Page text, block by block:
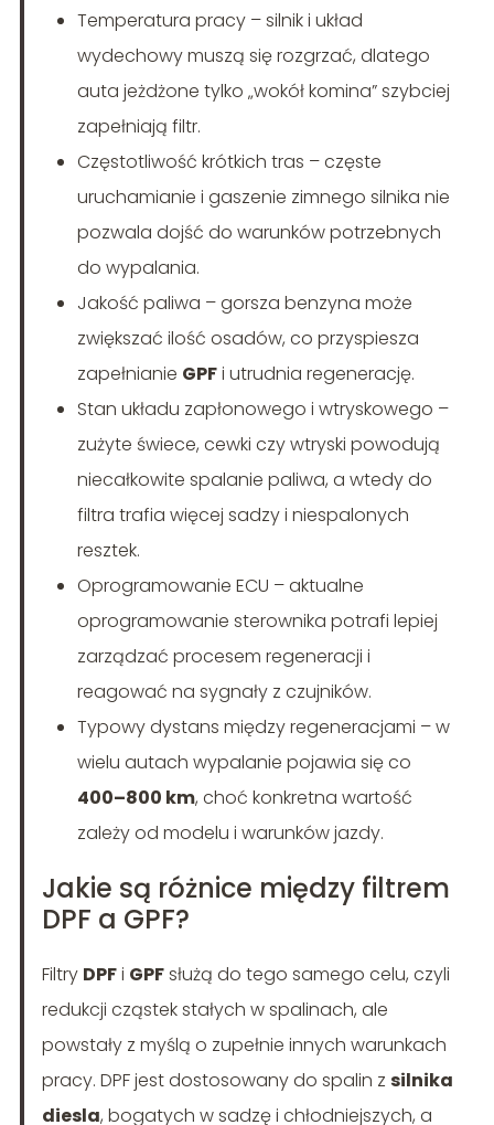
Temperatura pracy – silnik i układ
wydechowy muszą się rozgrzać, dlatego
auta jeżdżone tylko „wokół komina” szybciej
zapełniają filtr.
Częstotliwość krótkich tras – częste
uruchamianie i gaszenie zimnego silnika nie
pozwala dojść do warunków potrzebnych
do wypalania.
Jakość paliwa – gorsza benzyna może
zwiększać ilość osadów, co przyspiesza
zapełnianie GPFi utrudnia regenerację.
Stan układu zapłonowego i wtryskowego –
zużyte świece, cewki czy wtryski powodują
niecałkowite spalanie paliwa, a wtedy do
filtra trafia więcej sadzy i niespalonych
resztek.
Oprogramowanie ECU – aktualne
oprogramowanie sterownika potrafi lepiej
zarządzać procesem regeneracji i
reagować na sygnały z czujników.
Typowy dystans między regeneracjami – w
wielu autach wypalanie pojawia się co
400–800 km, choć konkretna wartość
zależy od modelu i warunków jazdy.
Jakie są różnice między filtrem
DPF a GPF?
Filtry DPFi GPFsłużą do tego samego celu, czyli
redukcji cząstek stałych w spalinach, ale
powstały z myślą o zupełnie innych warunkach
pracy. DPF jest dostosowany do spalin z silnika
diesla, bogatych w sadzę i chłodniejszych, a